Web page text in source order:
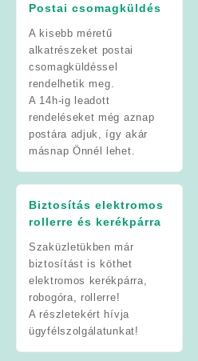
Postai csomagküldés
A kisebb méretű
alkatrészeket postai
csomagküldéssel
rendelhetik meg.
A 14h-ig leadott
rendeléseket még aznap
postára adjuk, így akár
másnap Önnél lehet.
Biztosítás elektromos
rollerre és kerékpárra
Szaküzletükben már
biztosítást is köthet
elektromos kerékpárra,
robogóra, rollerre!
A részletekért hívja
ügyfélszolgálatunkat!